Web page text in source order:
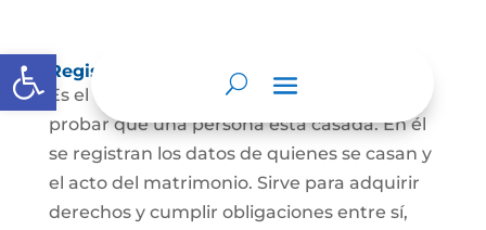
Abrir barra de herramientas
Registro Civil de Matrimonio
Es el documento público necesario para
probar que una persona está casada. En él
se registran los datos de quienes se casan y
el acto del matrimonio. Sirve para adquirir
derechos y cumplir obligaciones entre sí,